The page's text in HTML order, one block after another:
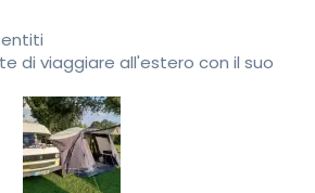
di viaggiare all'estero con il suo